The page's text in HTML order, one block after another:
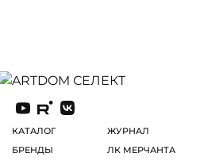
КАТАЛОГ
БРЕНДЫ
ЖУРНАЛ
ЛК МЕРЧАНТА